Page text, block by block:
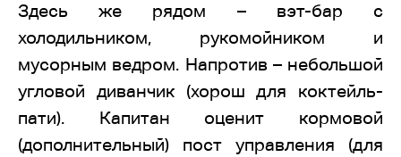
Здесь же рядом – вэт-бар с
холодильником, рукомойником и
мусорным ведром. Напротив – небольшой
угловой диванчик (хорош для коктейль-
пати). Капитан оценит кормовой
(дополнительный) пост управления (для